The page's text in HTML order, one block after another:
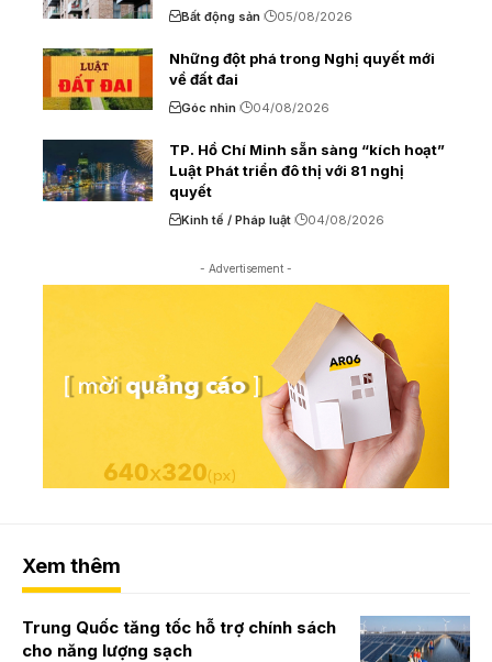
Bất động sản 05/08/2026
Những đột phá trong Nghị quyết mới
về đất đai
Góc nhìn 04/08/2026
TP. Hồ Chí Minh sẵn sàng “kích hoạt”
Luật Phát triển đô thị với 81 nghị
quyết
Kinh tế / Pháp luật 04/08/2026
- Advertisement -
Xem thêm
Trung Quốc tăng tốc hỗ trợ chính sách
cho năng lượng sạch